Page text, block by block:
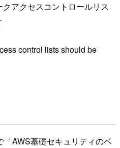
アクセスコントロールリス
control lists should be
AWS基礎セキュリティのベ